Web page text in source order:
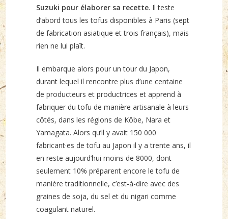
Suzuki pour élaborer sa recette. Il teste
d’abord tous les tofus disponibles à Paris (sept
de fabrication asiatique et trois français), mais
rien ne lui plaît.
Il embarque alors pour un tour du Japon,
durant lequel il rencontre plus d’une centaine
de producteurs et productrices et apprend à
fabriquer du tofu de manière artisanale à leurs
côtés, dans les régions de Kôbe, Nara et
Yamagata. Alors qu’il y avait 150 000
fabricant·es de tofu au Japon il y a trente ans, il
en reste aujourd’hui moins de 8000, dont
seulement 10% préparent encore le tofu de
manière traditionnelle, c’est-à-dire avec des
graines de soja, du sel et du nigari comme
coagulant naturel.